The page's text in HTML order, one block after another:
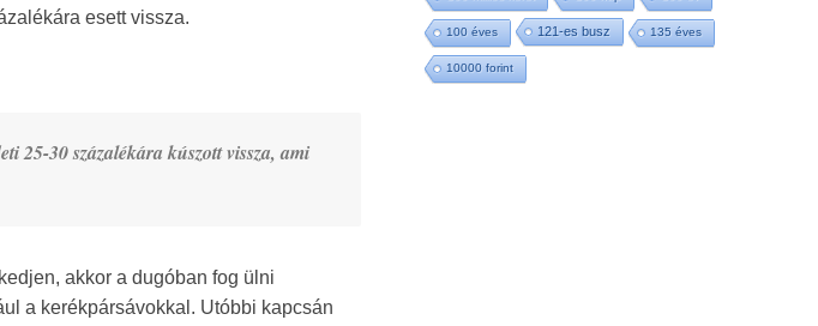
esett vissza.
25-30 százalékára kúszott vissza, ami
akkor a dugóban fog ülni
a kerékpársávokkal. Utóbbi kapcsán
100 éves 121-es busz 135 éves
10000 forint